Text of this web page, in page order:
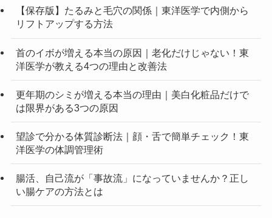
【保存版】たるみと毛穴の関係｜東洋医学で内側から
リフトアップする方法
首のイボが増える本当の原因｜老化だけじゃない！東
洋医学が教える4つの理由と改善法
更年期のシミが増える本当の理由｜美白化粧品だけで
は限界がある3つの原因
望診で分かる体質診断法｜顔・舌で簡単チェック！東
洋医学の体調管理術
腸活、自己流が「事故流」になっていませんか？正し
い腸ケアの方法とは